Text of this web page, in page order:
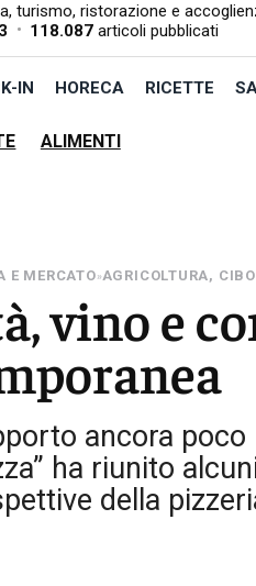
turismo, ristorazione e
• 118.087 articoli pubblicati
IN HORECA RICETTE
ALIMENTI
E MERCATO»AGRICOLTURA,
vino e
ancora poco
ha riunito
della